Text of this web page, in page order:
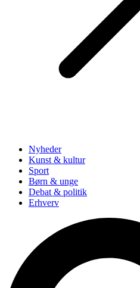
Nyheder
Kunst & kultur
Sport
Børn & unge
Debat & politik
Erhverv